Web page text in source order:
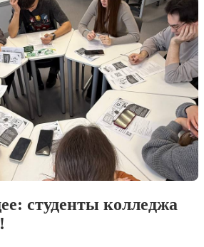
проведения киберучений
нашего колледжа «Клоран +2» заняла
мероприятии принимали участие 6
внимание, что наша команда -
представительница СПО (остальные -
наших студентов за волевой
и профессионализм, проявленные
дальнейших успехов и новых
студенты колледжа